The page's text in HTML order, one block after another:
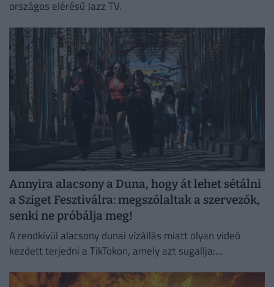
országos elérésű Jazz TV.
Annyira alacsony a Duna, hogy át lehet sétálni
a Sziget Fesztiválra: megszólaltak a szervezők,
senki ne próbálja meg!
A rendkívül alacsony dunai vízállás miatt olyan videó
kezdett terjedni a TikTokon, amely azt sugallja: